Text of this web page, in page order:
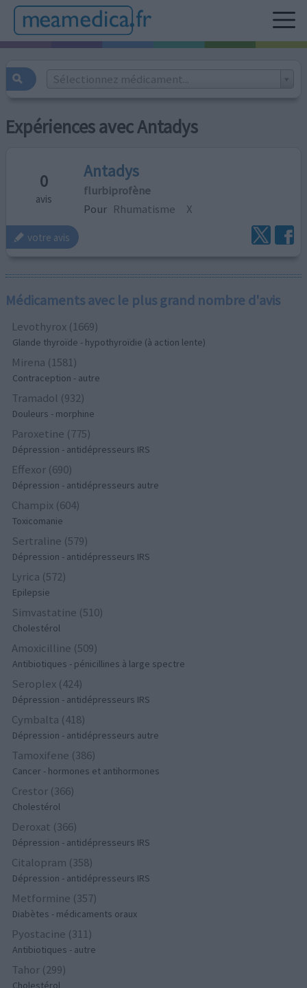
Sélectionnez médicament...
Expériences avec Antadys
0
avis
Antadys
flurbiprofène
Pour Rhumatisme X
votre avis
Médicaments avec le plus grand nombre d'avis
Levothyrox (1669)
Glande thyroïde - hypothyroïdie (à action lente)
Mirena (1581)
Contraception - autre
Tramadol (932)
Douleurs - morphine
Paroxetine (775)
Dépression - antidépresseurs IRS
Effexor (690)
Dépression - antidépresseurs autre
Champix (604)
Toxicomanie
Sertraline (579)
Dépression - antidépresseurs IRS
Lyrica (572)
Epilepsie
Simvastatine (510)
Cholestérol
Amoxicilline (509)
Antibiotiques - pénicillines à large spectre
Seroplex (424)
Dépression - antidépresseurs IRS
Cymbalta (418)
Dépression - antidépresseurs autre
Tamoxifene (386)
Cancer - hormones et antihormones
Crestor (366)
Cholestérol
Deroxat (366)
Dépression - antidépresseurs IRS
Citalopram (358)
Dépression - antidépresseurs IRS
Metformine (357)
Diabètes - médicaments oraux
Pyostacine (311)
Antibiotiques - autre
Tahor (299)
Cholestérol